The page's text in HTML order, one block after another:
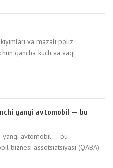
va mazali poliz
qancha kuch va vaqt
yangi avtomobil — bu
yangi avtomobil — bu
biznesi assotsiatsiyasi (QABA)